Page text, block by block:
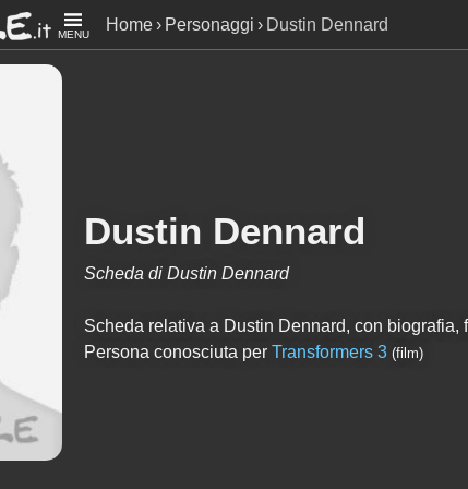
MENU
Home Personaggi Dustin Dennard
Dustin Dennard
Scheda di Dustin Dennard
Scheda relativa a Dustin Dennard, con
Persona conosciuta per Transformers 3 (film)